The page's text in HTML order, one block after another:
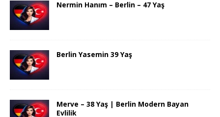
Nermin Hanım – Berlin – 47 Yaş
Berlin Yasemin 39 Yaş
Merve – 38 Yaş | Berlin Modern Bayan
Evlilik